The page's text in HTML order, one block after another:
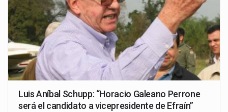
Luis Aníbal Schupp: “Horacio Galeano Perrone
será el candidato a vicepresidente de Efraín”